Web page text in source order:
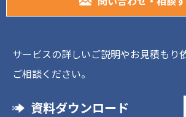
サービスの詳しいご説明やお見積もり
ご相談ください。
資料ダウンロード